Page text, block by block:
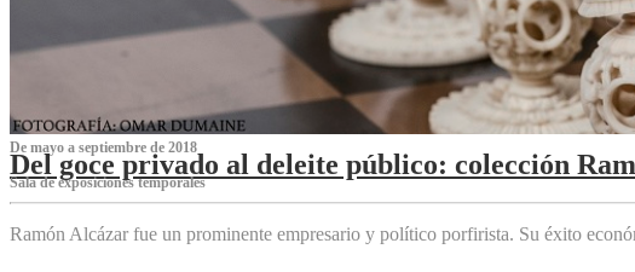
De mayo a septiembre de 2018
Del goce privado al deleite público: colección
Sala de exposiciones temporales
Ramón Alcázar fue un prominente empresario y político porfirista. Su éxito